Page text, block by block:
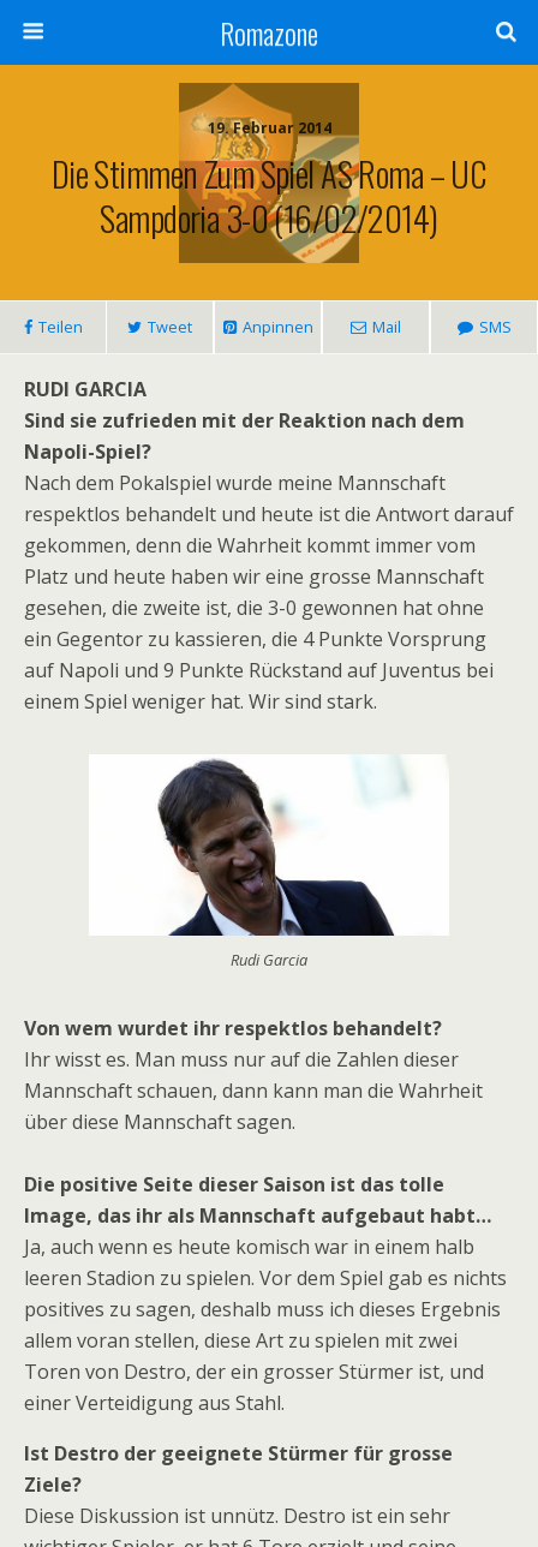
Romazone
19. Februar 2014
Die Stimmen Zum Spiel AS Roma – UC
Sampdoria 3-0 (16/02/2014)
Teilen Tweet Anpinnen Mail SMS
RUDI GARCIA
Sind sie zufrieden mit der Reaktion nach dem
Napoli-Spiel?
Nach dem Pokalspiel wurde meine Mannschaft
respektlos behandelt und heute ist die Antwort darauf
gekommen, denn die Wahrheit kommt immer vom
Platz und heute haben wir eine grosse Mannschaft
gesehen, die zweite ist, die 3-0 gewonnen hat ohne
ein Gegentor zu kassieren, die 4 Punkte Vorsprung
auf Napoli und 9 Punkte Rückstand auf Juventus bei
einem Spiel weniger hat. Wir sind stark.
Rudi Garcia
Von wem wurdet ihr respektlos behandelt?
Ihr wisst es. Man muss nur auf die Zahlen dieser
Mannschaft schauen, dann kann man die Wahrheit
über diese Mannschaft sagen.
Die positive Seite dieser Saison ist das tolle
Image, das ihr als Mannschaft aufgebaut habt…
Ja, auch wenn es heute komisch war in einem halb
leeren Stadion zu spielen. Vor dem Spiel gab es nichts
positives zu sagen, deshalb muss ich dieses Ergebnis
allem voran stellen, diese Art zu spielen mit zwei
Toren von Destro, der ein grosser Stürmer ist, und
einer Verteidigung aus Stahl.
Ist Destro der geeignete Stürmer für grosse
Ziele?
Diese Diskussion ist unnütz. Destro ist ein sehr